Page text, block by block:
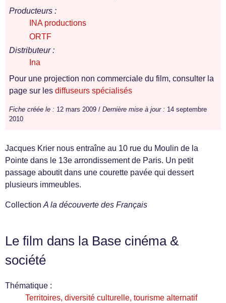
Producteurs :
INA productions
ORTF
Distributeur :
Ina
Pour une projection non commerciale du film, consulter la
page sur les diffuseurs spécialisés
Fiche créée le : 12 mars 2009 / Dernière mise à jour : 14 septembre
2010
Jacques Krier nous entraîne au 10 rue du Moulin de la
Pointe dans le 13e arrondissement de Paris. Un petit
passage aboutit dans une courette pavée qui dessert
plusieurs immeubles.
Collection A la découverte des Français
Le film dans la Base cinéma &
société
Thématique :
Territoires, diversité culturelle, tourisme alternatif